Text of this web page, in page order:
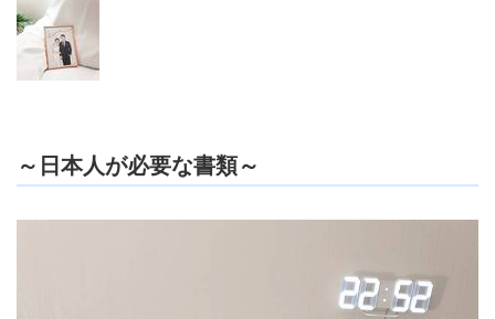
～日本人が必要な書類～